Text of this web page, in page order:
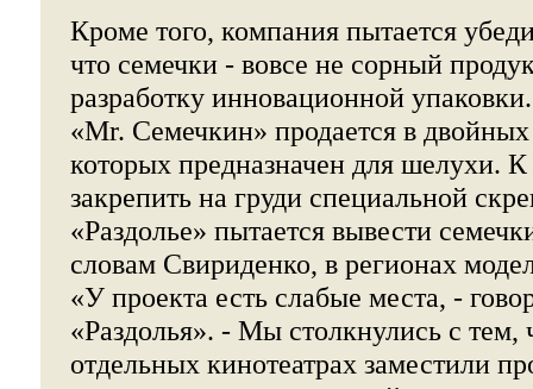
Кроме того, компания пытается
что семечки - вовсе не сорный
разработку инновационной
«Mr. Семечкин» продается в
которых предназначен для шелухи.
закрепить на груди специальной
«Раздолье» пытается вывести
словам Свириденко, в регионах
«У проекта есть слабые места, -
«Раздолья». - Мы столкнулись с тем,
отдельных кинотеатрах заместили